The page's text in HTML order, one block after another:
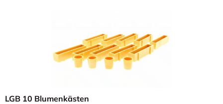
LGB 10 Blumenkästen